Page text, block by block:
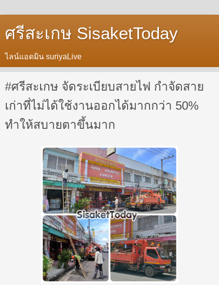
ศรีสะเกษ SisaketToday
ไลน์แอดมิน suriyaLive
#ศรีสะเกษ จัดระเบียบสายไฟ กำจัดสาย
เก่าที่ไม่ได้ใช้งานออกได้มากกว่า 50%
ทำให้สบายตาขึ้นมาก